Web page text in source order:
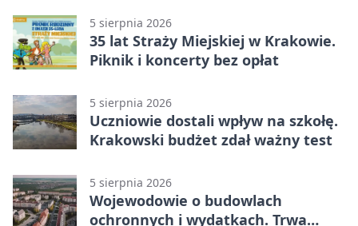
5 sierpnia 2026
35 lat Straży Miejskiej w Krakowie.
Piknik i koncerty bez opłat
5 sierpnia 2026
Uczniowie dostali wpływ na szkołę.
Krakowski budżet zdał ważny test
5 sierpnia 2026
Wojewodowie o budowlach
ochronnych i wydatkach. Trwa